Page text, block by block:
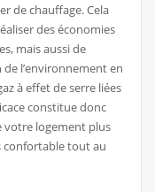
de chauffage. Cela
des économies
mais aussi de
l’environnement en
à effet de serre liées
constitue donc
votre logement plus
confortable tout au